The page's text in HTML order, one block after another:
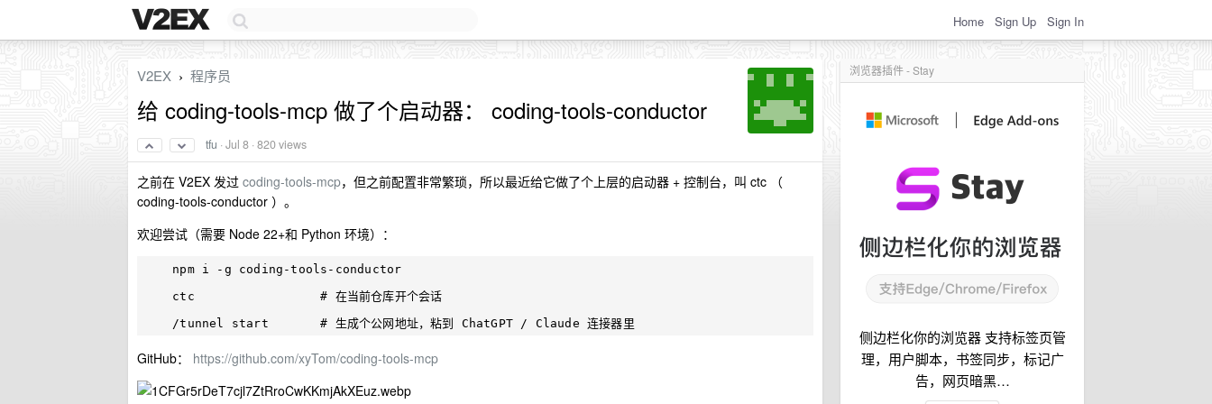
Home Sign Up Sign In
浏览器插件 - Stay
侧边栏化你的浏览器 支持标签页管
理，用户脚本，书签同步，标记广
告，网页暗黑…
V2EX › 程序员
给 coding-tools-mcp 做了个启动器： coding-tools-conductor
tfu ·Jul 8 · 820 views
之前在 V2EX 发过 coding-tools-mcp，但之前配置非常繁琐，所以最近给它做了个上层的启动器 + 控制台，叫 ctc （
coding-tools-conductor ）。
欢迎尝试（需要 Node 22+和 Python 环境）：
GitHub： https://github.com/xyTom/coding-tools-mcp